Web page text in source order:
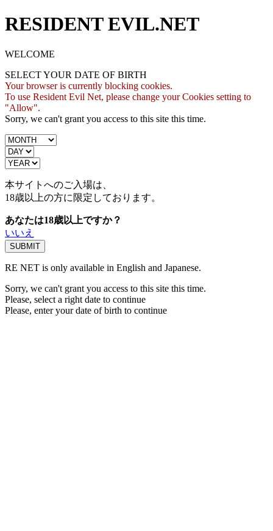
RESIDENT EVIL.NET
WELCOME
SELECT YOUR DATE OF BIRTH
Your browser is currently blocking cookies.
To use Resident Evil Net, please change your Cookies setting to
"Allow".
Sorry, we can't grant you access to this site this time.
本サイトへのご入場は、
18歳以上の方に限定しております。
あなたは18歳以上ですか？
いいえ
RE NET is only available in English and Japanese.
Sorry, we can't grant you access to this site this time.
Please, select a right date to continue
Please, enter your date of birth to continue